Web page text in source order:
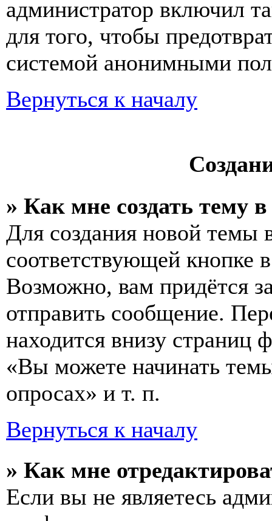
администратор включил
для того, чтобы
системой анонимными
Вернуться к началу
» Как мне создать тему
Для создания новой темы
соответствующей кнопке
Возможно, вам придётся
отправить сообщение.
находится внизу
«Вы можете начинать
опросах» и т. п.
Вернуться к началу
» Как мне
Если вы не являетесь